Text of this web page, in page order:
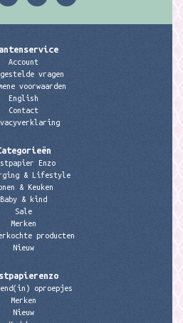
Account
vragen
voorwaarden
English
Contact
Enzo
& Lifestyle
& Keuken
Baby & kind
Sale
Merken
producten
Nieuw
oproepjes
Merken
Nieuw